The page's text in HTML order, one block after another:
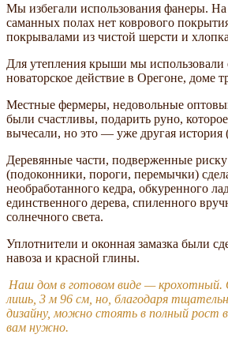
Мы избегали использования фанеры.
саманных полах нет коврового
покрывалами из чистой шерсти и
Для утепления крыши мы использовали
новаторское действие в Орегоне, доме
Местные фермеры, недовольные
были счастливы, подарить руно,
вычесали, но это — уже другая история
Деревянные части, подверженные
(подоконники, пороги, перемычки)
необработанного кедра, обкуренного
единственного дерева, спиленного
солнечного света.
Уплотнители и оконная замазка были
навоза и красной глины.
Наш дом в готовом виде — крохотный.
лишь, 3 м 96 см, но, благодаря
дизайну, можно стоять в полный рост
вам нужно.